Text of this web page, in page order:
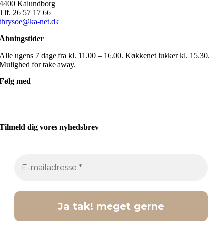
4400 Kalundborg
Tlf. 26 57 17 66
thrysoe@ka-net.dk
Åbningstider
Alle ugens 7 dage fra kl. 11.00 – 16.00. Køkkenet lukker kl. 15.30.
Mulighed for take away.
Følg med
Tilmeld dig vores nyhedsbrev